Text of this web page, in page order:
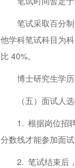
笔试采取百分
他学科笔试科目为
比 40%。
博士研究生学
（五）面试人
1. 根据岗位招
分数线才能参加面试
2. 笔试结束后